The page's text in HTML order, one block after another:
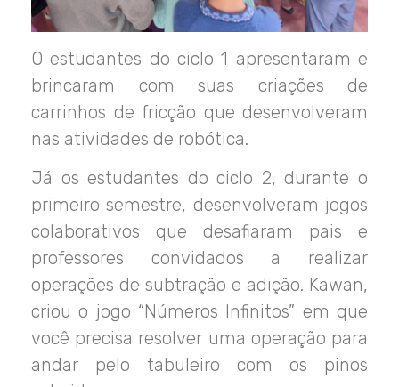
O estudantes do ciclo 1 apresentaram e
brincaram com suas criações de
carrinhos de fricção que desenvolveram
nas atividades de robótica.
Já os estudantes do ciclo 2, durante o
primeiro semestre, desenvolveram jogos
colaborativos que desafiaram pais e
professores convidados a realizar
operações de subtração e adição. Kawan,
criou o jogo “Números Infinitos” em que
você precisa resolver uma operação para
andar pelo tabuleiro com os pinos